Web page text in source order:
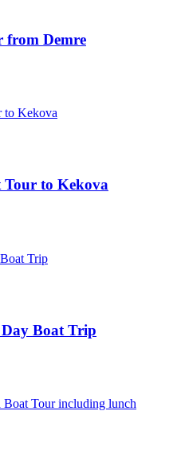
from Demre
Tour to Kekova
Boat Trip